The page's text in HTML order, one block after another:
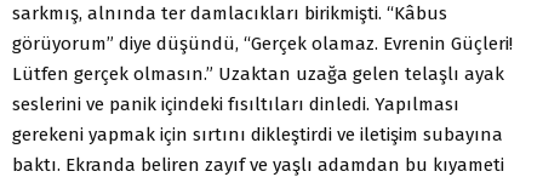
sarkmış, alnında ter damlacıkları birikmişti. “Kâbus
görüyorum” diye düşündü, “Gerçek olamaz. Evrenin Güçleri!
Lütfen gerçek olmasın.” Uzaktan uzağa gelen telaşlı ayak
seslerini ve panik içindeki fısıltıları dinledi. Yapılması
gerekeni yapmak için sırtını dikleştirdi ve iletişim subayına
baktı. Ekranda beliren zayıf ve yaşlı adamdan bu kıyameti